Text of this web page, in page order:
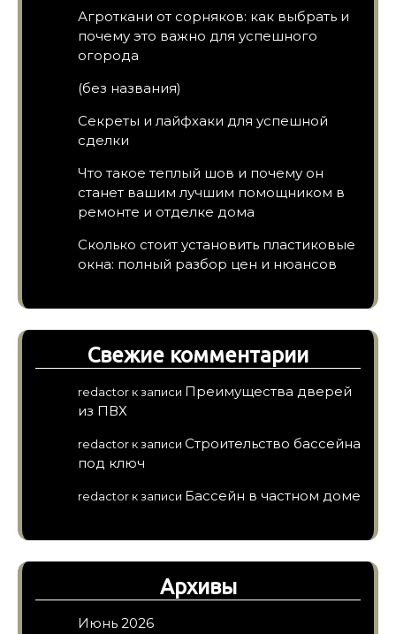
Агроткани от сорняков: как выбрать и
почему это важно для успешного
огорода
(без названия)
Секреты и лайфхаки для успешной
сделки
Что такое теплый шов и почему он
станет вашим лучшим помощником в
ремонте и отделке дома
Сколько стоит установить пластиковые
окна: полный разбор цен и нюансов
Свежие комментарии
redactor к записи Преимущества дверей
из ПВХ
redactor к записи Строительство бассейна
под ключ
redactor к записи Бассейн в частном доме
Архивы
Июнь 2026